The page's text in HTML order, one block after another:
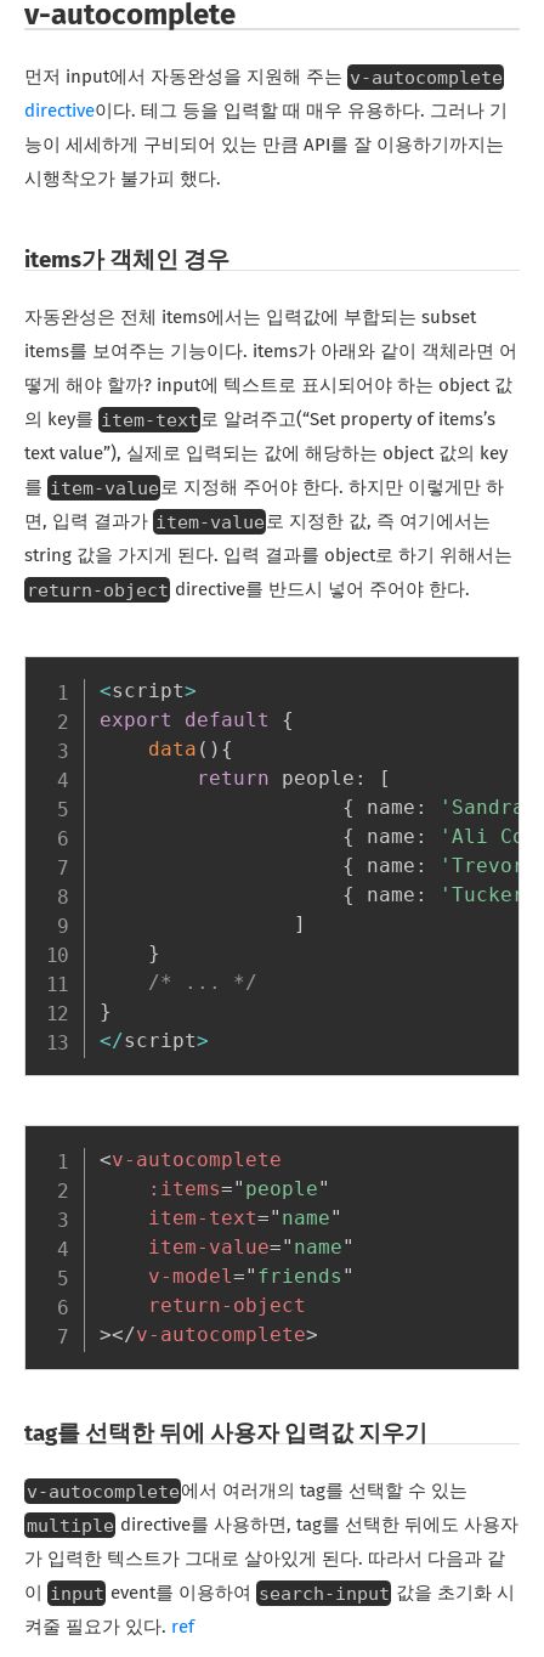
v-autocomplete
먼저 input에서 자동완성을 지원해 주는 v-autocomplete
directive이다. 테그 등을 입력할 때 매우 유용하다. 그러나 기
능이 세세하게 구비되어 있는 만큼 API를 잘 이용하기까지는
시행착오가 불가피 했다.
items가 객체인 경우
자동완성은 전체 items에서는 입력값에 부합되는 subset
items를 보여주는 기능이다. items가 아래와 같이 객체라면 어
떻게 해야 할까? input에 텍스트로 표시되어야 하는 object 값
의 key를 item-text 로 알려주고(“Set property of items’s
text value”), 실제로 입력되는 값에 해당하는 object 값의 key
를 item-value 로 지정해 주어야 한다. 하지만 이렇게만 하
면, 입력 결과가 item-value 로 지정한 값, 즉 여기에서는
string 값을 가지게 된다. 입력 결과를 object로 하기 위해서는
return-object directive를 반드시 넣어 주어야 한다.
<script>
export
default
{
data ( ) {
return people :
[
{ name :
'Sandra
{ name :
'Ali
{ name :
'Trevor
{ name :
'Tucker
]
}
/* ... */
}
</script>
<v-autocomplete
:items=" people"
item-text=" name"
item-value=" name"
v-model=" friends "
return-object
></v-autocomplete>
tag를 선택한 뒤에 사용자 입력값 지우기
v-autocomplete 에서 여러개의 tag를 선택할 수 있는
multiple directive를 사용하면, tag를 선택한 뒤에도 사용자
가 입력한 텍스트가 그대로 살아있게 된다. 따라서 다음과 같
이
input event를 이용하여 search-input 값을 초기화 시
켜줄 필요가 있다. ref